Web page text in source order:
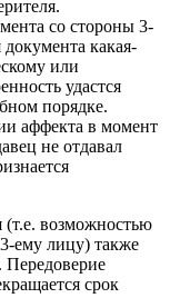
со стороны 3-
какая-
или
удастся
порядке.
аффекта в момент
не отдавал
(т.е. возможностью
ему лицу) также
Передоверие
срок